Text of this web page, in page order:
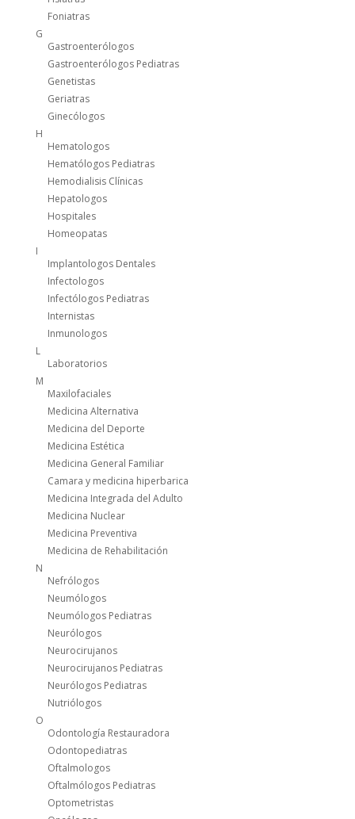
Foniatras
G
Gastroenterólogos
Gastroenterólogos Pediatras
Genetistas
Geriatras
Ginecólogos
H
Hematologos
Hematólogos Pediatras
Hemodialisis Clínicas
Hepatologos
Hospitales
Homeopatas
I
Implantologos Dentales
Infectologos
Infectólogos Pediatras
Internistas
Inmunologos
L
Laboratorios
M
Maxilofaciales
Medicina Alternativa
Medicina del Deporte
Medicina Estética
Medicina General Familiar
Camara y medicina hiperbarica
Medicina Integrada del Adulto
Medicina Nuclear
Medicina Preventiva
Medicina de Rehabilitación
N
Nefrólogos
Neumólogos
Neumólogos Pediatras
Neurólogos
Neurocirujanos
Neurocirujanos Pediatras
Neurólogos Pediatras
Nutriólogos
O
Odontología Restauradora
Odontopediatras
Oftalmologos
Oftalmólogos Pediatras
Optometristas